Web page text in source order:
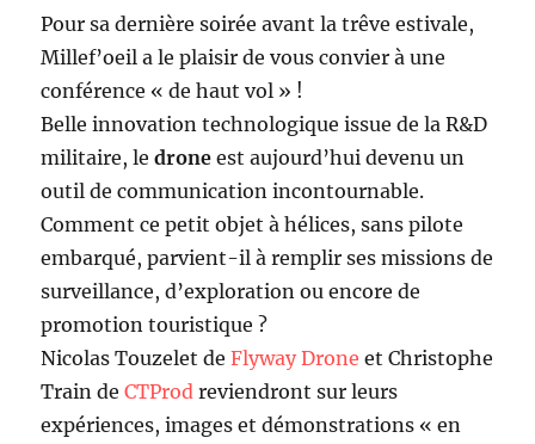
Pour sa dernière soirée avant la trêve estivale,
Millef’oeil a le plaisir de vous convier à une
conférence « de haut vol » !
Belle innovation technologique issue de la R&D
militaire, ledrone est aujourd’hui devenu un
outil de communication incontournable.
Comment ce petit objet à hélices, sans pilote
embarqué, parvient-il à remplir ses missions de
surveillance, d’exploration ou encore de
promotion touristique ?
Nicolas Touzelet deFlyway Drone et Christophe
Train deCTProd reviendront sur leurs
expériences, images et démonstrations « en